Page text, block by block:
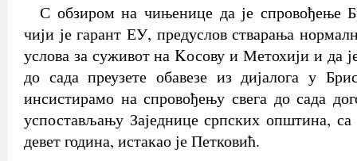
С обзиром на чињенице да је спровођење
чији је гарант ЕУ, предуслов стварања
услова за суживот на Kосову и Метохији и да
до сада преузете обавезе из дијалога у
инсистирамо на спровођењу свега до сада
успостављању Заједнице српских општина,
девет година, истакао је Петковић.